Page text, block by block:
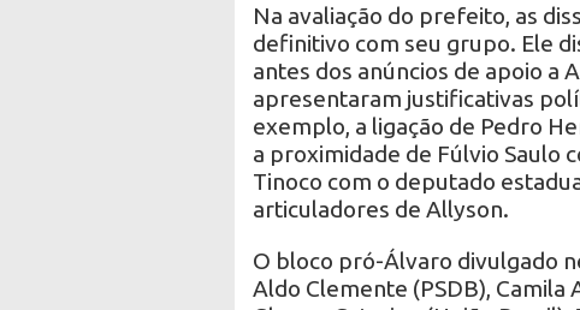
Na avaliação do prefeito, as
definitivo com seu grupo. Ele
antes dos anúncios de apoio a
apresentaram justificativas
exemplo, a ligação de Pedro
a proximidade de Fúlvio Saulo
Tinoco com o deputado
articuladores de Allyson.
O bloco pró-Álvaro divulgado
Aldo Clemente (PSDB), Camila